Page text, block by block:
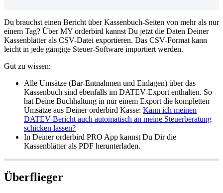
Du brauchst einen Bericht über Kassenbuch-Seiten von mehr als nur
einem Tag? Über MY orderbird kannst Du jetzt die Daten Deiner
Kassenblätter als CSV-Datei exportieren. Das CSV-Format kann
leicht in jede gängige Steuer-Software importiert werden.
Gut zu wissen:
Alle Umsätze (Bar-Entnahmen und Einlagen) über das
Kassenbuch sind ebenfalls im DATEV-Export enthalten. So
hat Deine Buchhaltung in nur einem Export die kompletten
Umsätze aus Deiner orderbird Kasse: Kann ich meinen
DATEV-Bericht auch automatisch an meine Steuerberatung
schicken lassen?
In Deiner orderbird PRO App kannst Du Dir die
Kassenblätter als PDF herunterladen.
Überflieger